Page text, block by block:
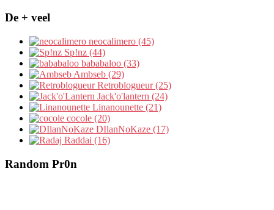
De + veel
neocalimero (45)
Sp!nz (44)
bababaloo (33)
Ambseb (29)
Retroblogueur (25)
Jack'o'lantern (24)
Linanounette (21)
cocole (20)
DIlanNoKaze (17)
Raddai (16)
Random Pr0n